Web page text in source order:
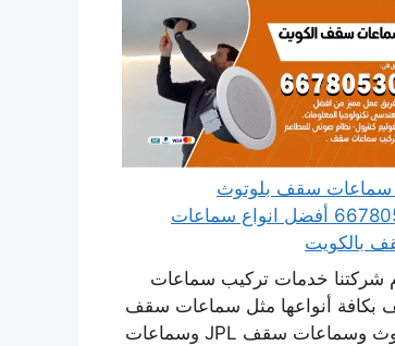
سماعات سقف بلوتوث
66780530 أفضل انواع سماعات
بالكويت
شركتنا خدمات تركيب سماعات
بكافة أنواعها مثل سماعات سقف
بلوتوث وسماعات سقف JPL وسماعات